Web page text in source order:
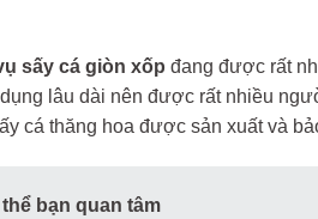
sấy cá giòn xốp đang được rất
lâu dài nên được rất nhiều
cá thăng hoa được sản xuất và
bạn quan tâm